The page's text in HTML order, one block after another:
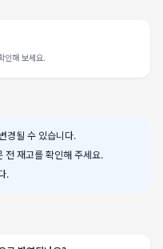
인해 보세요.
경될 수 있습니다.
전 재고를 확인해 주세요.
.